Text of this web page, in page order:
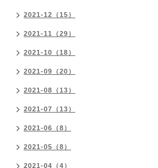
2021-12（15）
2021-11（29）
2021-10（18）
2021-09（20）
2021-08（13）
2021-07（13）
2021-06（8）
2021-05（8）
2021-04（4）